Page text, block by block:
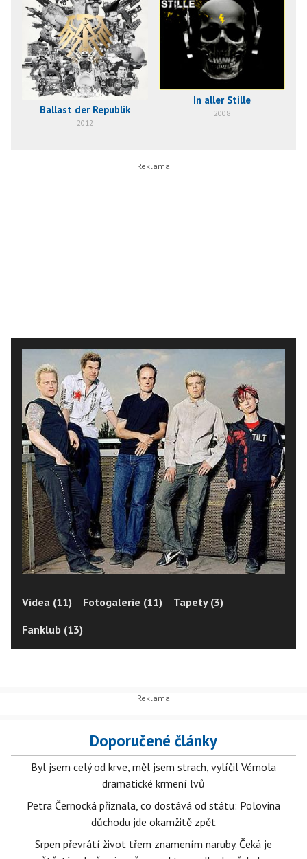
Ballast der Republik
2012
In aller Stille
2008
Videa (11) Fotogalerie (11)
Tapety (3)
Fanklub (13)
Doporučené články
Byl jsem celý od krve, měl jsem strach, vylíčil Vémola
dramatické krmení lvů
Petra Černocká přiznala, co dostává od státu: Polovina
důchodu jde okamžitě zpět
Srpen převrátí život třem znamením naruby. Čeká je